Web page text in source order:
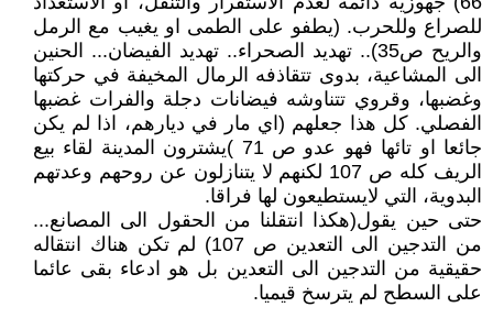
للصراع وللحرب. (يطفو على الطمى او يغيب مع الرمل
والريح ص35).. تهديد الصحراء.. تهديد الفيضان... الحنين
الى المشاعية، بدوى تتقاذفه الرمال المخيفة في حركتها
وغضبها، وقروي تتناوشه فيضانات دجلة والفرات غضبها
الفصلي. كل هذا جعلهم (اي مار في ديارهم، اذا لم يكن
جائعا او تائها فهو عدو ص 71 )يشترون المدينة لقاء بيع
الريف كله ص 107 لكنهم لا يتنازلون عن روحهم وعدتهم
البدوية، التي لايستطيعون لها فراقا.
حتى حين يقول(هكذا انتقلنا من الحقول الى المصانع...
من التدجين الى التعدين ص 107) لم تكن هناك انتقاله
حقيقية من التدجين الى التعدين بل هو ادعاء بقى عائما
على السطح لم يترسخ قيميا.